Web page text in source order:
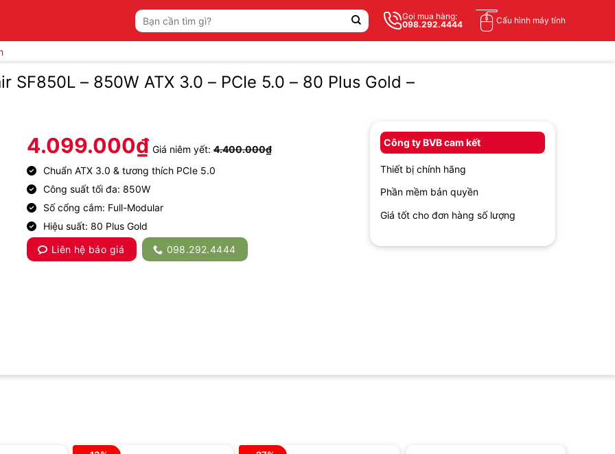
Tìm
kiếm:
Gọi mua hàng:
098.292.4444
Cấu hình máy tính
SF850L – 850W ATX 3.0 – PCIe 5.0 – 80 Plus Gold –
4.099.000₫ Giá niêm yết: 4.400.000₫
Chuẩn ATX 3.0 & tương thích PCIe 5.0
Công suất tối đa: 850W
Số cổng cắm: Full-Modular
Hiệu suất: 80 Plus Gold
Liên hệ báo giá
098.292.4444
Công ty BVB cam kết
Thiết bị chính hãng
Phần mềm bản quyền
Giá tốt cho đơn hàng số lượng